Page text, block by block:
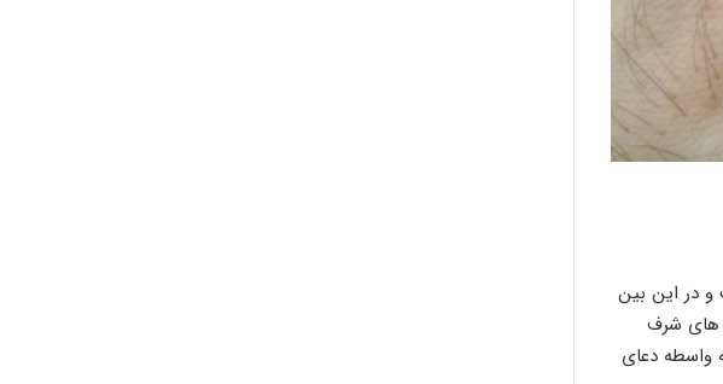
و در این بین
های شرف
واسطه دعای